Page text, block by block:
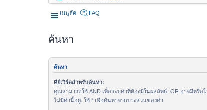
เมนูลัด FAQ
ค้นหา
ค้นหา
คีย์เวิร์ดสำหรับค้นหา:
คุณสามารถใช้ AND เพื่อระบุคำที่ต้องมีในผลลัพธ์, OR อาจมีหรือ
ไม่มีคำนี้อยู่. ใช้ * เพื่อค้นหาจากบางส่วนของคำ